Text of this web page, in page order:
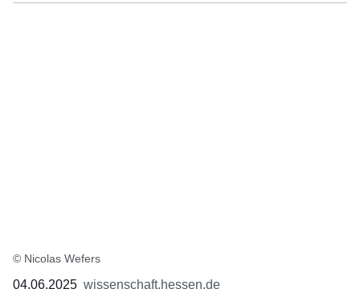
© Nicolas Wefers
04.06.2025 wissenschaft.hessen.de